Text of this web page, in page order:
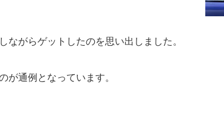
がらゲットしたのを思い出しました。
が通例となっています。